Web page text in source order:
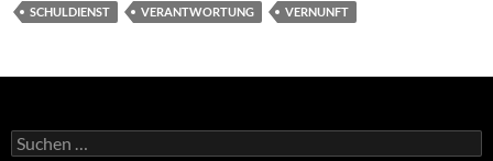
SCHULDIENST
VERANTWORTUNG VERNUNFT
Suchen